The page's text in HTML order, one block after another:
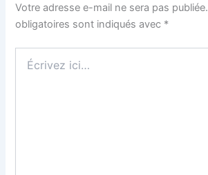
Votre adresse e-mail ne sera pas publiée.
obligatoires sont indiqués avec *
ici…